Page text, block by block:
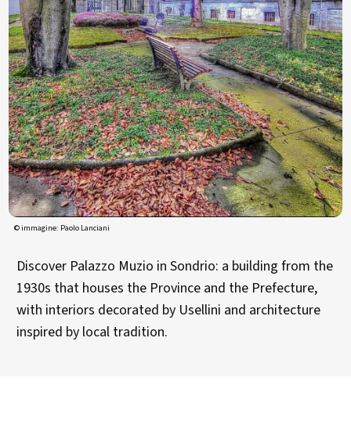
© immagine: Paolo Lanciani
Discover Palazzo Muzio in Sondrio: a building from the
1930s that houses the Province and the Prefecture,
with interiors decorated by Usellini and architecture
inspired by local tradition.